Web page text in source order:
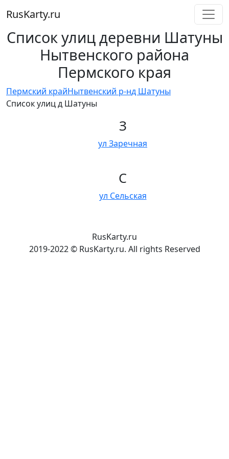
RusKarty.ru
Список улиц деревни Шатуны
Нытвенского района
Пермского края
Пермский крайНытвенский р-нд Шатуны
Список улиц д Шатуны
З
ул Заречная
С
ул Сельская
RusKarty.ru
2019-2022 © RusKarty.ru. All rights Reserved